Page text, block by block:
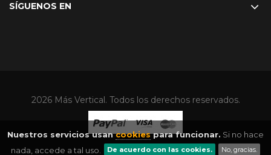
Nuestros servicios usancookiespara funcionar. Si no hace
nada, accede a tal uso.
De acuerdo con las cookies. No, gracias.
SÍGUENOS EN
2026 Más Vertical. Todos los derechos reservados.